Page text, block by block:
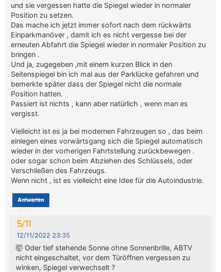
und sie vergessen hatte die Spiegel wieder in normaler
Position zu setzen.
Das mache ich jetzt immer sofort nach dem rückwärts
Einparkmanöver , damit ich es nicht vergesse bei der
erneuten Abfahrt die Spiegel wieder in normaler Position zu
bringen .
Und ja, zugegeben ,mit einem kurzen Blick in den
Seitenspiegel bin ich mal aus der Parklücke gefahren und
bemerkte später dass der Spiegel nicht die normale
Position hatten.
Passiert ist nichts , kann aber natürlich , wenn man es
vergisst.
Vielleicht ist es ja bei modernen Fahrzeugen so , das beim
einlegen eines vorwärtsgang sich die Spiegel automatisch
wieder in der vorherigen Fahrtstellung zurückbewegen .
oder sogar schon beim Abziehen des Schlüssels, oder
Verschließen des Fahrzeugs.
Wenn nicht , ist es vielleicht eine Idee für die Autoindustrie.
Antworten
5/11
12/11/2022 23:35
🤯 Oder tief stehende Sonne ohne Sonnenbrille, ABTV
nicht eingeschaltet, vor dem Türöffnen vergessen zu
winken, Spiegel verwechselt ?